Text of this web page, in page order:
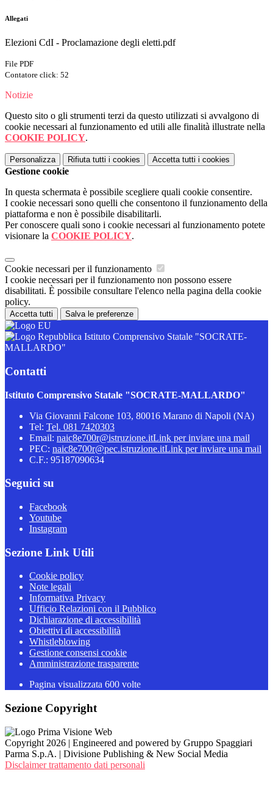
Allegati
Elezioni CdI - Proclamazione degli eletti.pdf
File PDF
Contatore click: 52
Notizie
Questo sito o gli strumenti terzi da questo utilizzati si avvalgono di
cookie necessari al funzionamento ed utili alle finalità illustrate nella
COOKIE POLICY.
Personalizza Rifiuta tutti i cookies Accetta tutti i cookies
Gestione cookie
In questa schermata è possibile scegliere quali cookie consentire.
I cookie necessari sono quelli che consentono il funzionamento della
piattaforma e non è possibile disabilitarli.
Per conoscere quali sono i cookie necessari al funzionamento potete
visionare la COOKIE POLICY.
Cookie necessari per il funzionamento
I cookie necessari per il funzionamento non possono essere
disabilitati. È possibile consultare l'elenco nella pagina della cookie
policy.
Accetta tutti Salva le preferenze
Istituto Comprensivo Statale "SOCRATE-
MALLARDO"
Contatti
Istituto Comprensivo Statale "SOCRATE-MALLARDO"
Via Giovanni Falcone 103, 80016 Marano di Napoli (NA)
Tel: Tel. 081 7420303
Email: naic8e700r@istruzione.itLink per inviare una mail
PEC: naic8e700r@pec.istruzione.itLink per inviare una mail
C.F.: 95187090634
Seguici su
Facebook
Youtube
Instagram
Sezione Link Utili
Cookie policy
Note legali
Informativa Privacy
Ufficio Relazioni con il Pubblico
Dichiarazione di accessibilità
Obiettivi di accessibilità
Whistleblowing
Gestione consensi cookie
Amministrazione trasparente
Pagina visualizzata 600 volte
Sezione Copyright
Copyright 2026 | Engineered and powered by Gruppo Spaggiari
Parma S.p.A. | Divisione Publishing & New Social Media
Disclaimer trattamento dati personali